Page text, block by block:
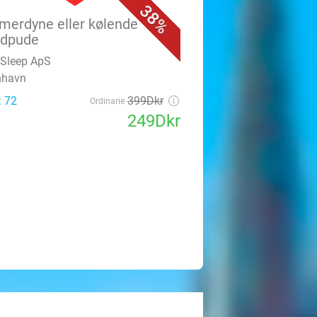
38%
eller kølende
ApS
72
Ordinarie 399Dkr
249Dkr